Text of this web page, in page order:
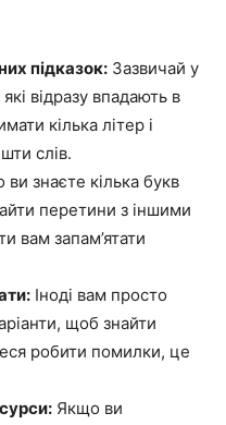
підказок: Зазвичай у
відразу впадають в
кілька літер і
слів.
знаєте кілька букв
перетини з іншими
вам запам’ятати
Іноді вам просто
щоб знайти
робити помилки, це
Якщо ви